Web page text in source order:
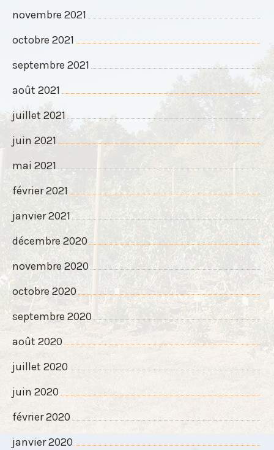
novembre 2021
octobre 2021
septembre 2021
août 2021
juillet 2021
juin 2021
mai 2021
février 2021
janvier 2021
décembre 2020
novembre 2020
octobre 2020
septembre 2020
août 2020
juillet 2020
juin 2020
février 2020
janvier 2020